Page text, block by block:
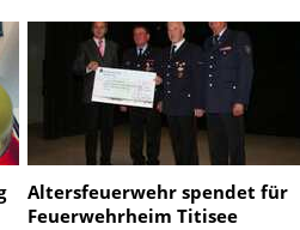
Altersfeuerwehr spendet für
Feuerwehrheim Titisee